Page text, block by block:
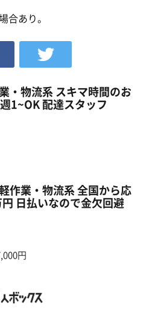
あり。
・物流系 スキマ時間のお
1~OK 配達スタッフ
作業・物流系 全国から応
日払いなので金欠回避
円